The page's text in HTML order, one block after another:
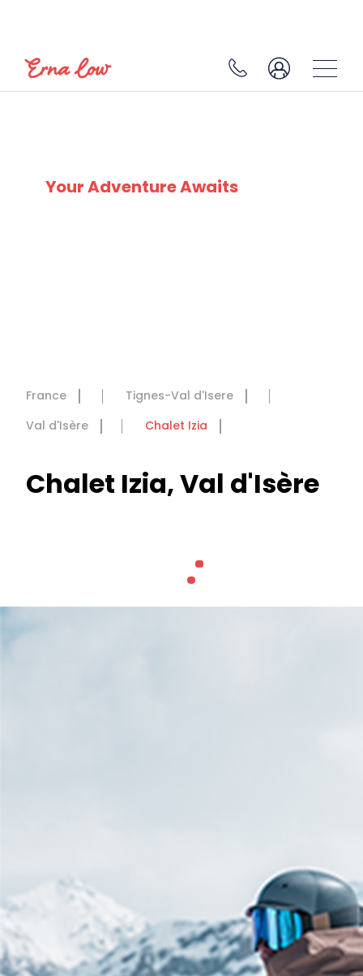
Your Adventure Awaits
France
Tignes-Val d'Isere
Val d'Isère
Chalet Izia
Chalet Izia, Val d'Isère